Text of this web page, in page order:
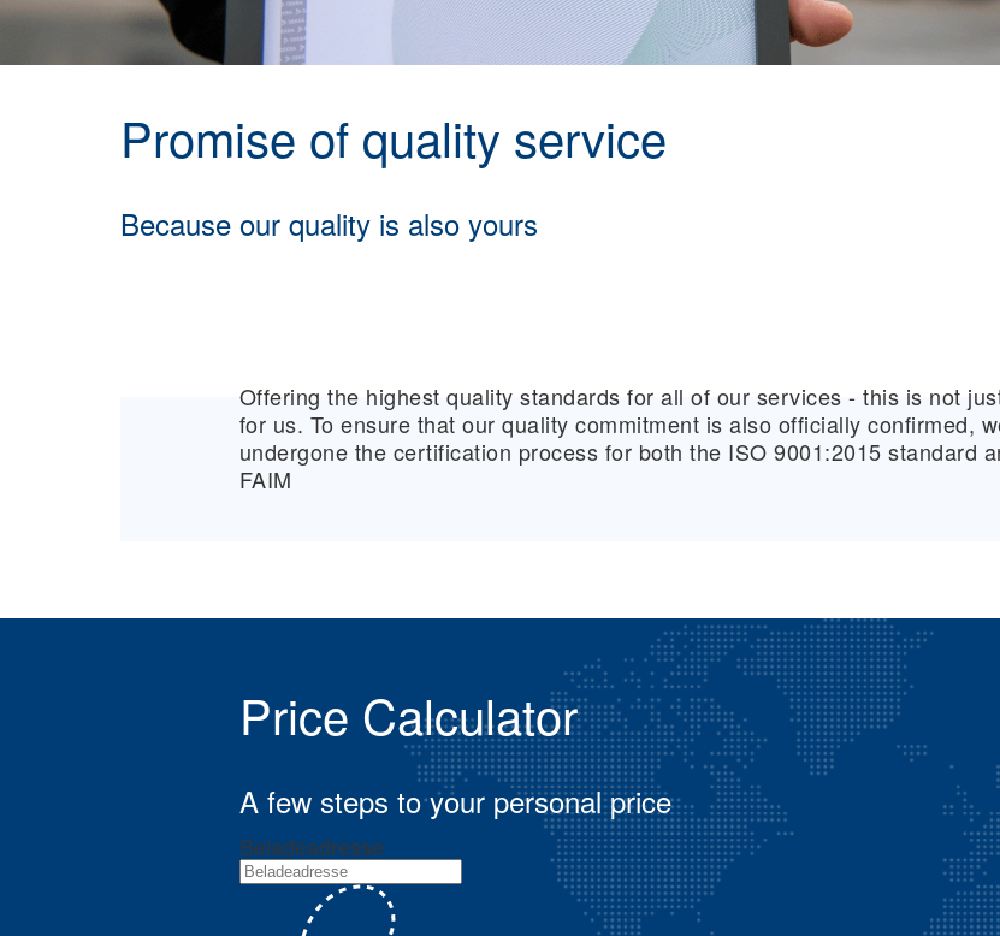
Promise of quality service
Because our quality is also yours
Offering the highest quality standards for all of our services - this is not
for us. To ensure that our quality commitment is also officially confirmed,
undergone the certification process for both the ISO 9001:2015 standard
FAIM
Price Calculator
A few steps to your personal price
Beladeadresse